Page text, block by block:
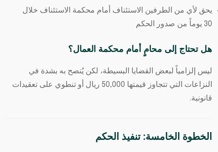
يحق لأي من الطرفين الاستئناف أمام محكمة الاستئناف خلال
30 يوماً من صدور الحكم
هل تحتاج إلى محامٍ أمام محكمة العمال؟
ليس إلزامياً لبعض القضايا البسيطة، لكن يُنصح به بشدة في
النزاعات التي تتجاوز قيمتها 50,000 ريال أو تنطوي على تعقيدات
قانونية.
الخطوة الخامسة: تنفيذ الحكم